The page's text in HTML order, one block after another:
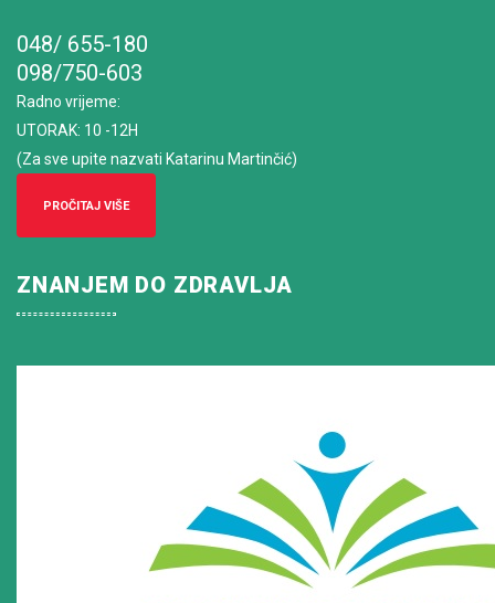
048/ 655-180
098/750-603
Radno vrijeme:
UTORAK: 10 -12H
(Za sve upite nazvati Katarinu Martinčić)
PROČITAJ VIŠE
ZNANJEM DO ZDRAVLJA